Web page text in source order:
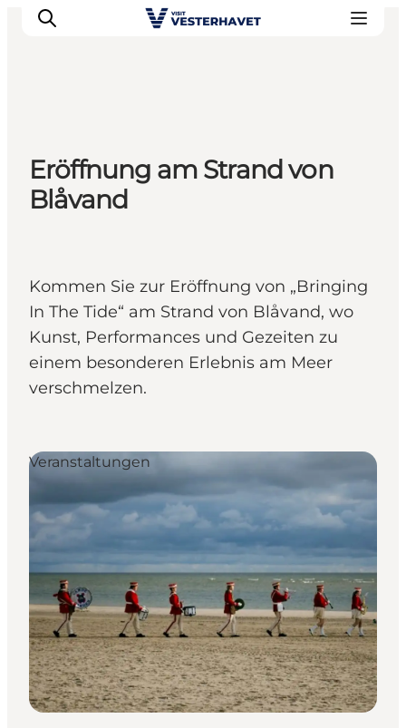
Events
Erlebnisse
Unsere Städte
Plane deine Reise
Eröffnung am Strand von
Blåvand
Kommen Sie zur Eröffnung von „Bringing
In The Tide“ am Strand von Blåvand, wo
Kunst, Performances und Gezeiten zu
einem besonderen Erlebnis am Meer
verschmelzen.
Veranstaltungen